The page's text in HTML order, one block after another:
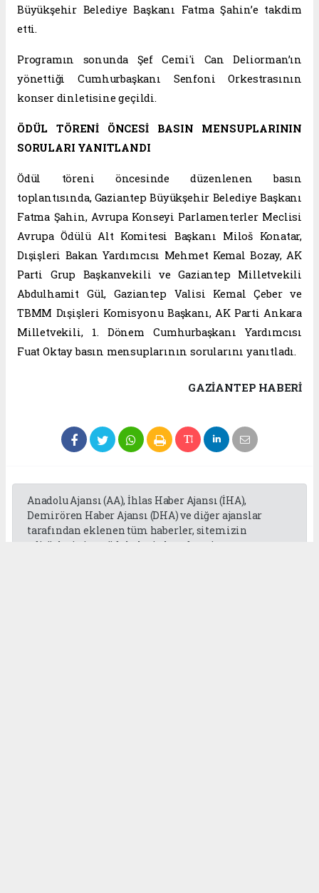
Büyükşehir Belediye Başkanı Fatma Şahin’e takdim
etti.
Programın sonunda Şef Cemi'i Can Deliorman’ın
yönettiği Cumhurbaşkanı Senfoni Orkestrasının
konser dinletisine geçildi.
ÖDÜL TÖRENİ ÖNCESİ BASIN MENSUPLARININ
SORULARI YANITLANDI
Ödül töreni öncesinde düzenlenen basın
toplantısında, Gaziantep Büyükşehir Belediye Başkanı
Fatma Şahin, Avrupa Konseyi Parlamenterler Meclisi
Avrupa Ödülü Alt Komitesi Başkanı Miloš Konatar,
Dışişleri Bakan Yardımcısı Mehmet Kemal Bozay, AK
Parti Grup Başkanvekili ve Gaziantep Milletvekili
Abdulhamit Gül, Gaziantep Valisi Kemal Çeber ve
TBMM Dışişleri Komisyonu Başkanı, AK Parti Ankara
Milletvekili, 1. Dönem Cumhurbaşkanı Yardımcısı
Fuat Oktay basın mensuplarının sorularını yanıtladı.
GAZIANTEP HABERİ
Anadolu Ajansı (AA), İhlas Haber Ajansı (İHA),
Demirören Haber Ajansı (DHA) ve diğer ajanslar
tarafından eklenen tüm haberler, sitemizin
editörlerinin müdahalesi olmadan ajans